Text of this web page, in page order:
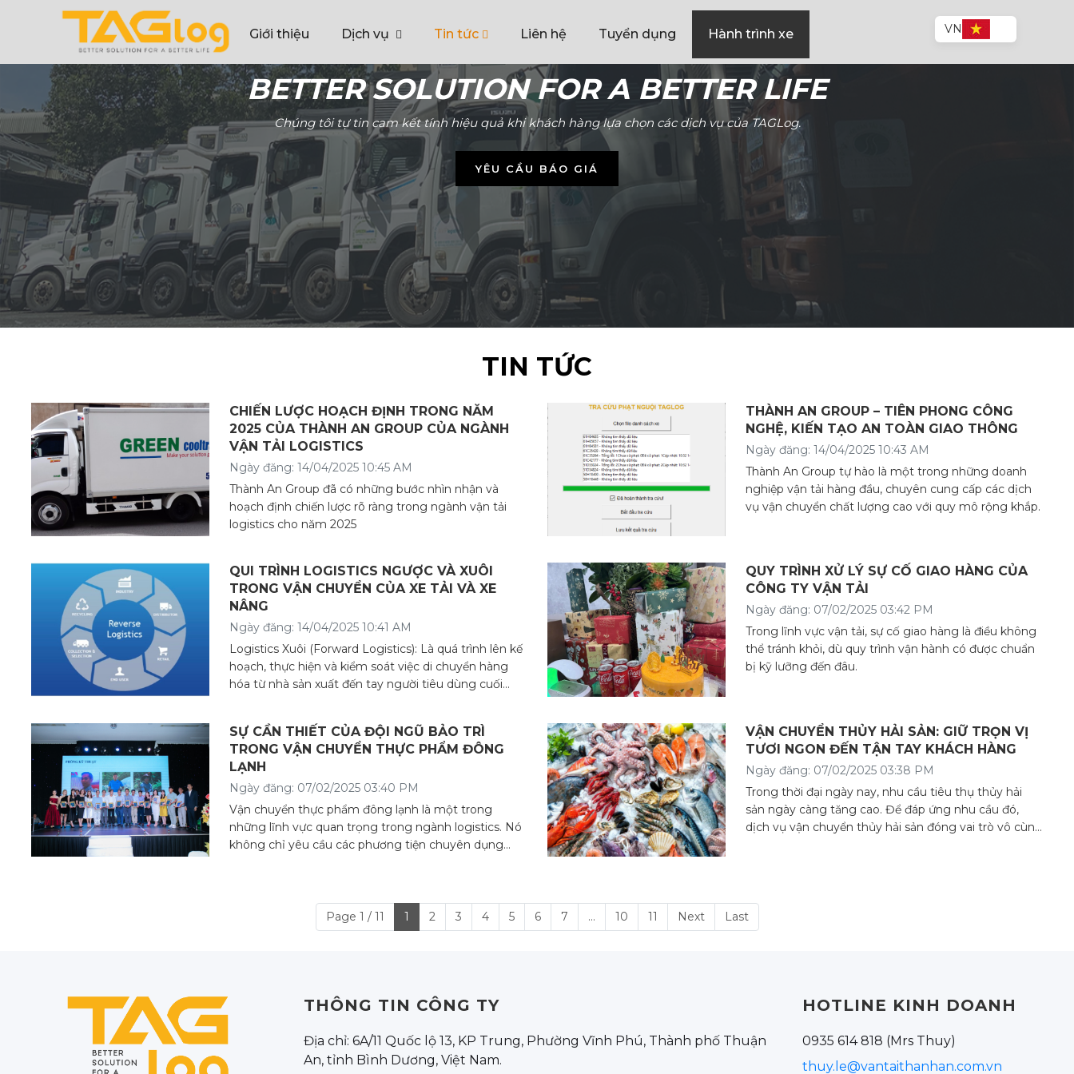
Giới thiệu Dịch vụ Tin tức Liên hệ Tuyển dụng Hành trình xe VN
BETTER SOLUTION FOR A BETTER LIFE
Chúng tôi tự tin cam kết tính hiệu quả khi khách hàng lựa chọn các dịch vụ của TAGLog.
YÊU CẦU BÁO GIÁ
TIN TỨC
CHIẾN LƯỢC HOẠCH ĐỊNH TRONG NĂM
2025 CỦA THÀNH AN GROUP CỦA NGÀNH
VẬN TẢI LOGISTICS
Ngày đăng: 14/04/2025 10:45 AM
Thành An Group đã có những bước nhìn nhận và
hoạch định chiến lược rõ ràng trong ngành vận tải
logistics cho năm 2025
THÀNH AN GROUP – TIÊN PHONG CÔNG
NGHỆ, KIẾN TẠO AN TOÀN GIAO THÔNG
Ngày đăng: 14/04/2025 10:43 AM
Thành An Group tự hào là một trong những doanh
nghiệp vận tải hàng đầu, chuyên cung cấp các dịch
vụ vận chuyển chất lượng cao với quy mô rộng khắp.
QUI TRÌNH LOGISTICS NGƯỢC VÀ XUÔI
TRONG VẬN CHUYỂN CỦA XE TẢI VÀ XE
NÂNG
Ngày đăng: 14/04/2025 10:41 AM
Logistics Xuôi (Forward Logistics): Là quá trình lên kế
hoạch, thực hiện và kiểm soát việc di chuyển hàng
hóa từ nhà sản xuất đến tay người tiêu dùng cuối
QUY TRÌNH XỬ LÝ SỰ CỐ GIAO HÀNG CỦA
CÔNG TY VẬN TẢI
Ngày đăng: 07/02/2025 03:42 PM
Trong lĩnh vực vận tải, sự cố giao hàng là điều không
thể tránh khỏi, dù quy trình vận hành có được chuẩn
bị kỹ lưỡng đến đâu.
SỰ CẦN THIẾT CỦA ĐỘI NGŨ BẢO TRÌ
TRONG VẬN CHUYỂN THỰC PHẨM ĐÔNG
LẠNH
Ngày đăng: 07/02/2025 03:40 PM
Vận chuyển thực phẩm đông lạnh là một trong
những lĩnh vực quan trọng trong ngành logistics. Nó
không chỉ yêu cầu các phương tiện chuyên dụng
VẬN CHUYỂN THỦY HẢI SẢN: GIỮ TRỌN VỊ
TƯƠI NGON ĐẾN TẬN TAY KHÁCH HÀNG
Ngày đăng: 07/02/2025 03:38 PM
Trong thời đại ngày nay, nhu cầu tiêu thụ thủy hải
sản ngày càng tăng cao. Để đáp ứng nhu cầu đó,
dịch vụ vận chuyển thủy hải sản đóng vai trò vô cùng
Page 1 / 11 1 2 3 4 5 6 7 ... 10 11 Next Last
THÔNG TIN CÔNG TY
Địa chỉ: 6A/11 Quốc lộ 13, KP Trung, Phường Vĩnh Phú, Thành phố Thuận
An, tỉnh Bình Dương, Việt Nam.
HOTLINE KINH DOANH
0935 614 818 (Mrs Thuy)
thuy.le@vantaithanhan.com.vn